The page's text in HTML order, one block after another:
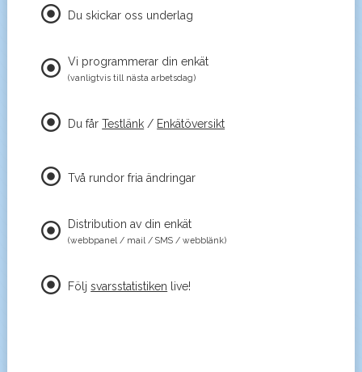
Du skickar oss underlag
Vi programmerar din enkät
(vanligtvis till nästa arbetsdag)
Du fårTestlänk / Enkätöversikt
Två rundor fria ändringar
Distribution av din enkät
(webbpanel / mail / SMS / webblänk)
Följsvarsstatistiken live!